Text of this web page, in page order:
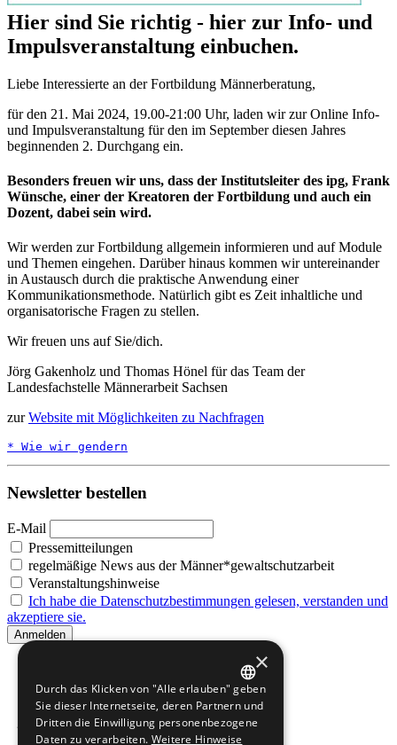
Hier sind Sie richtig - hier zur Info- und
Impulsveranstaltung einbuchen.
Liebe Interessierte an der Fortbildung Männerberatung,
für den 21. Mai 2024, 19.00-21:00 Uhr, laden wir zur Online Info-
und Impulsveranstaltung für den im September diesen Jahres
beginnenden 2. Durchgang ein.
Besonders freuen wir uns, dass der Institutsleiter des ipg, Frank
Wünsche, einer der Kreatoren der Fortbildung und auch ein
Dozent, dabei sein wird.
Wir werden zur Fortbildung allgemein informieren und auf Module
und Themen eingehen. Darüber hinaus kommen wir untereinander
in Austausch durch die praktische Anwendung einer
Kommunikationsmethode. Natürlich gibt es Zeit inhaltliche und
organisatorische Fragen zu stellen.
Wir freuen uns auf Sie/dich.
Jörg Gakenholz und Thomas Hönel für das Team der
Landesfachstelle Männerarbeit Sachsen
zurWebsite mit Möglichkeiten zu Nachfragen
* Wie wir gendern
Newsletter bestellen
E-Mail
Pressemitteilungen
regelmäßige News aus der Männer*gewaltschutzarbeit
Veranstaltungshinweise
Ich habe die Datenschutzbestimmungen gelesen, verstanden und
akzeptiere sie.
GERMAN
ENGLISH
×
Durch das Klicken von "Alle erlauben" geben
Sie dieser Internetseite, deren Partnern und
Dritten die Einwilligung personenbezogene
Daten zu verarbeiten. Weitere Hinweise